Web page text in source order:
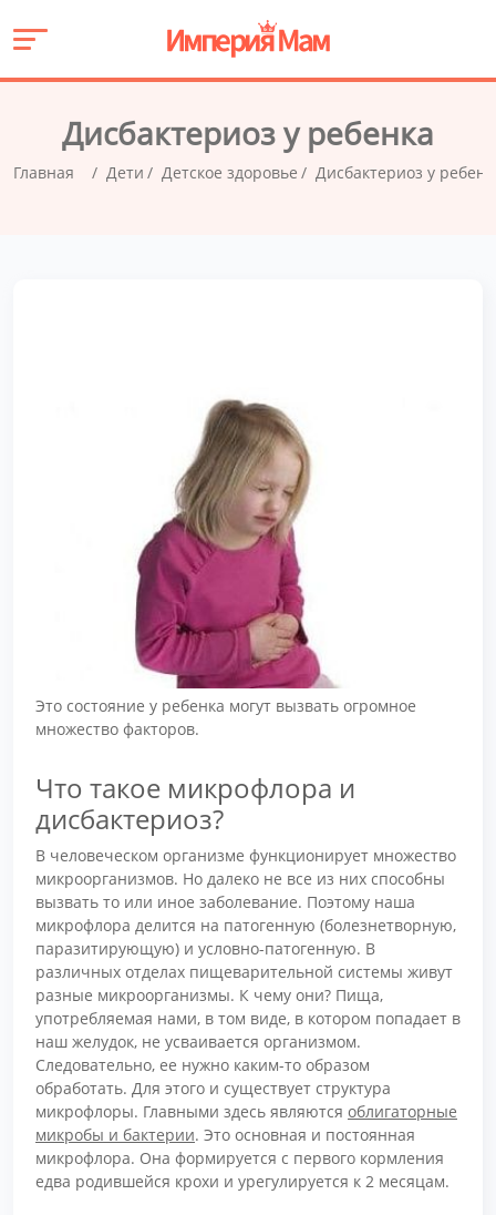
Дисбактериоз у ребенка
Главная Дети Детское здоровье Дисбактериоз у
Это состояние у ребенка могут вызвать огромное
множество факторов.
Что такое микрофлора и
дисбактериоз?
В человеческом организме функционирует множество
микроорганизмов. Но далеко не все из них способны
вызвать то или иное заболевание. Поэтому наша
микрофлора делится на патогенную (болезнетворную,
паразитирующую) и условно-патогенную. В
различных отделах пищеварительной системы живут
разные микроорганизмы. К чему они? Пища,
употребляемая нами, в том виде, в котором попадает в
наш желудок, не усваивается организмом.
Следовательно, ее нужно каким-то образом
обработать. Для этого и существует структура
микрофлоры. Главными здесь являются облигаторные
микробы и бактерии. Это основная и постоянная
микрофлора. Она формируется с первого кормления
едва родившейся крохи и урегулируется к 2 месяцам.